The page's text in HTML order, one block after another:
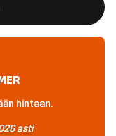
hintaan.
asti